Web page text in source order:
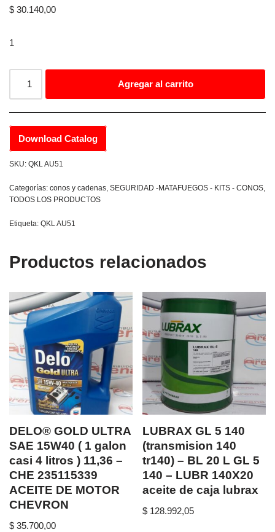
$ 30.140,00
1
Agregar al carrito
Download Catalog
SKU: QKL AU51
Categorías: conos y cadenas SEGURIDAD -MATAFUEGOS - KITS - CONOS
TODOS LOS PRODUCTOS
Etiqueta: QKL AU51
Productos relacionados
DELO® GOLD ULTRA
SAE 15W40 ( 1 galon
casi 4 litros ) 11,36 –
CHE 235115339
ACEITE DE MOTOR
CHEVRON
$ 35.700,00
LUBRAX GL 5 140
(transmision 140
tr140) – BL 20 L GL 5
140 – LUBR 140X20
aceite de caja lubrax
$ 128.992,05